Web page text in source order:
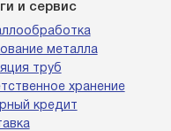
и сервис
металла
труб
хранение
кредит